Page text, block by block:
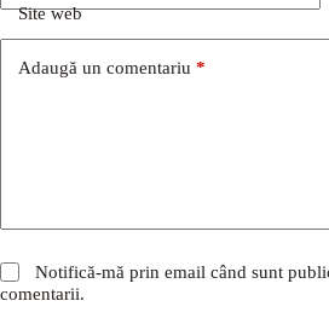
Site web
Adaugă un comentariu *
Notifică-mă prin email când sunt
comentarii.